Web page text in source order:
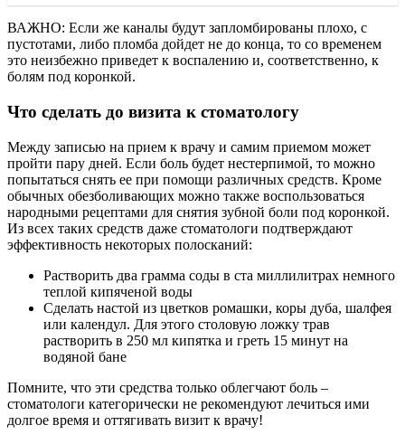
ВАЖНО: Если же каналы будут запломбированы плохо, с
пустотами, либо пломба дойдет не до конца, то со временем
это неизбежно приведет к воспалению и, соответственно, к
болям под коронкой.
Что сделать до визита к стоматологу
Между записью на прием к врачу и самим приемом может
пройти пару дней. Если боль будет нестерпимой, то можно
попытаться снять ее при помощи различных средств. Кроме
обычных обезболивающих можно также воспользоваться
народными рецептами для снятия зубной боли под коронкой.
Из всех таких средств даже стоматологи подтверждают
эффективность некоторых полосканий:
Растворить два грамма соды в ста миллилитрах немного
теплой кипяченой воды
Сделать настой из цветков ромашки, коры дуба, шалфея
или календул. Для этого столовую ложку трав
растворить в 250 мл кипятка и греть 15 минут на
водяной бане
Помните, что эти средства только облегчают боль –
стоматологи категорически не рекомендуют лечиться ими
долгое время и оттягивать визит к врачу!